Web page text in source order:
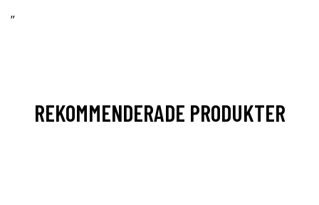
”
REKOMMENDERADE PRODUKTER